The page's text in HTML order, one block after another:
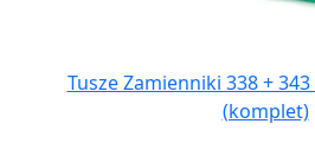
Tusze Zamienniki 338 + 343
(komplet)